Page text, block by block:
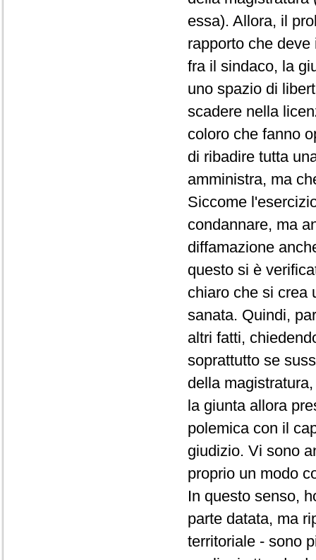
essa). Allora, il
rapporto che
fra il sindaco, la
uno spazio di
scadere nella
coloro che fanno
di ribadire tutta
amministra, ma
Siccome
condannare, ma
diffamazione
questo si è
chiaro che si crea
sanata. Quindi,
altri fatti,
soprattutto se
della
la giunta allora
polemica con il
giudizio. Vi sono
proprio un modo
In questo senso,
parte datata, ma
territoriale - sono